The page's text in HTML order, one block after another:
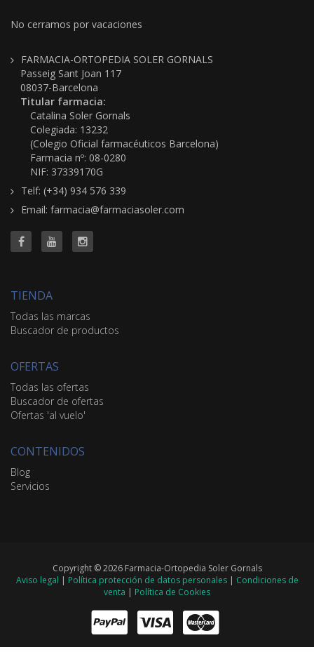
No cerramos por vacaciones
FARMACIA-ORTOPEDIA SOLER GORNALS
Passeig Sant Joan 117
08037-Barcelona
Titular farmacia:
Catalina Soler Gornals
Colegiada: 13232
(Colegio Oficial farmacéuticos Barcelona)
Farmacia nº: 08-0280
NIF: 37339170G
Telf: (+34) 934 576 339
Email: farmacia@farmaciasoler.com
TIENDA
Todas las marcas
Buscador de productos
OFERTAS
Todas las ofertas
Buscador de ofertas
Ofertas 'al vuelo'
CONTENIDOS
Blog
Servicios
Copyright © 2026 Farmacia-Ortopedia Soler Gornals
Aviso legal | Política protección de datos personales| Condiciones de
venta | Política de Cookies